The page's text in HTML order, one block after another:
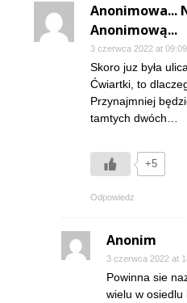
Anonimowa...
Anonimową...
3 czerwca 2022 at 09:09
Skoro juz była
Ćwiartki, to
Przynajmniej
tamtych dwóch…
+5
Odpowiedz
Anonim
3 czerwca 2022 at
Powinna sie
wielu w osiedlu